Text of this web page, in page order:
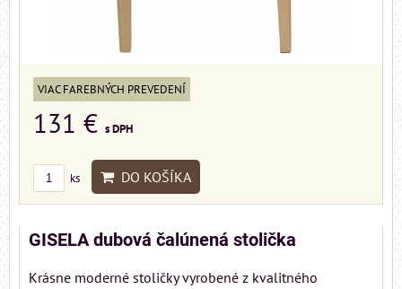
VIAC FAREBNÝCH PREVEDENÍ
131 € s DPH
ks DO KOŠÍKA
GISELA dubová čalúnená stolička
Krásne moderné stoličky vyrobené z kvalitného